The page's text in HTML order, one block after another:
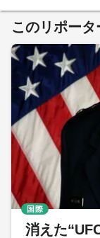
このリポー
消えた
国際